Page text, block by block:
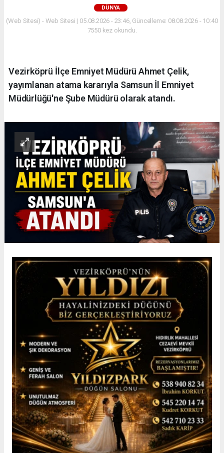
DÜNYA
(Web Sitesi) - Web Sitesi | 05.08.2026 - 23:46, Güncelleme: 08.08.2026 - 10:40
7550 kez okundu.
Vezirköprü İlçe Emniyet Müdürü Ahmet Çelik,
yayımlanan atama kararıyla Samsun İl Emniyet
Müdürlüğü'ne Şube Müdürü olarak atandı.